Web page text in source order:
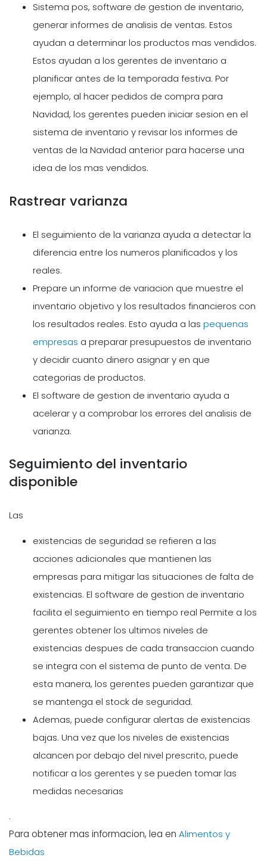
Sistema pos, software de gestion de inventario,
generar informes de analisis de ventas. Estos
ayudan a determinar los productos mas vendidos.
Estos ayudan a los gerentes de inventario a
planificar antes de la temporada festiva. Por
ejemplo, al hacer pedidos de compra para
Navidad, los gerentes pueden iniciar sesion en el
sistema de inventario y revisar los informes de
ventas de la Navidad anterior para hacerse una
idea de los mas vendidos.
Rastrear varianza
El seguimiento de la varianza ayuda a detectar la
diferencia entre los numeros planificados y los
reales.
Prepare un informe de variacion que muestre el
inventario objetivo y los resultados financieros con
los resultados reales. Esto ayuda a las pequenas
empresas a preparar presupuestos de inventario
y decidir cuanto dinero asignar y en que
categorias de productos.
El software de gestion de inventario ayuda a
acelerar y a comprobar los errores del analisis de
varianza.
Seguimiento del inventario
disponible
Las
existencias de seguridad se refieren a las
acciones adicionales que mantienen las
empresas para mitigar las situaciones de falta de
existencias. El software de gestion de inventario
facilita el seguimiento en tiempo real Permite a los
gerentes obtener los ultimos niveles de
existencias despues de cada transaccion cuando
se integra con el sistema de punto de venta. De
esta manera, los gerentes pueden garantizar que
se mantenga el stock de seguridad.
Ademas, puede configurar alertas de existencias
bajas. Una vez que los niveles de existencias
alcancen por debajo del nivel prescrito, puede
notificar a los gerentes y se pueden tomar las
medidas necesarias
.
Para obtener mas informacion, lea en Alimentos y
Bebidas